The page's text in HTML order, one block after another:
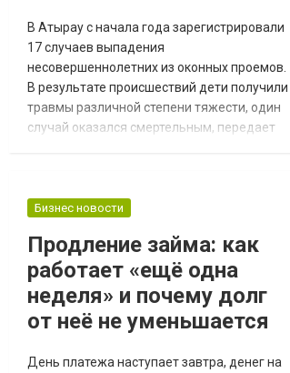
В Атырау с начала года зарегистрировали
17 случаев выпадения
несовершеннолетних из оконных проемов.
В результате происшествий дети получили
травмы различной степени тяжести, один
случай оказался смертельным, передает
профильными ведомствами проводятся
работы специалисты проводят обходы
мест проживания 200 многод...
Бизнес новости
Продление займа: как
работает «ещё одна
неделя» и почему долг
от неё не уменьшается
День платежа наступает завтра, денег на